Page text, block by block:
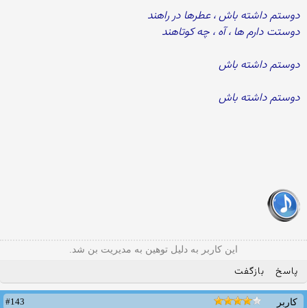
دوستم داشته باش ، عطرها در راهند
دوستت دارم ها ، آه ، چه كوتاهند
دوستم داشته باش
دوستم داشته باش
این کاربر به دلیل توهین به مدیریت بن شد.
پاسخ بازگفت
کاربر
#143